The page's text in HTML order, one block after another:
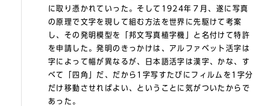
に取り憑かれていった。そして1924年７月、遂に写真
の原理で文字を現して組む方法を世界に先駆けて考案
し、その発明模型を「邦文写真植字機」と名付けて特許
を申請した。発明のきっかけは、アルファベット活字は
字によって幅が異なるが、日本語活字は漢字、かな、す
べて「四角」だ、だから1字写すたびにフィルムを1字分
だけ移動させればよい、ということに気がついたからで
あった。